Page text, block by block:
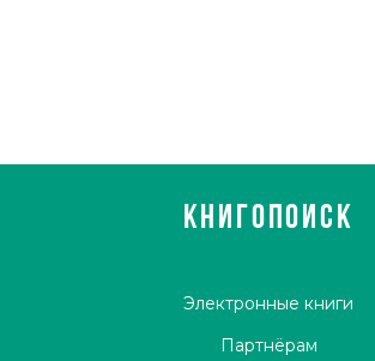
КНИГОПОИСК
Электронные книги
Партнёрам